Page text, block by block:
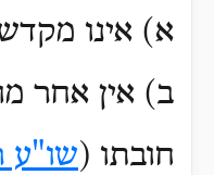
א) אינו
ב) אין אחר
חובתו (שו"ע